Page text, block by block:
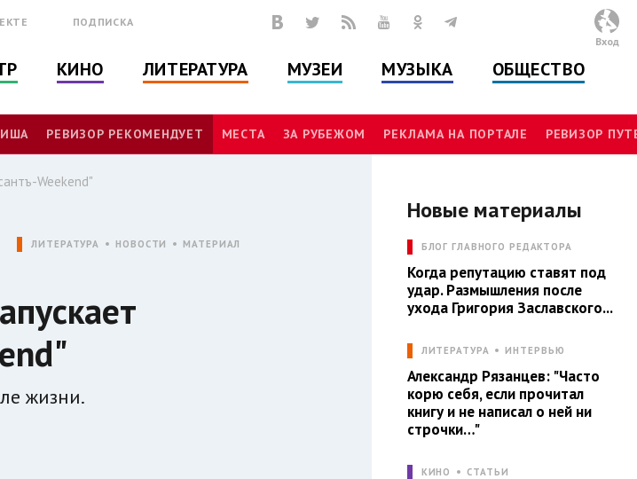
ПОДПИСКА
КИНО ЛИТЕРАТУРА МУЗЕИ МУЗЫКА ОБЩЕСТВО
Вход
РЕВИЗОР РЕКОМЕНДУЕТ МЕСТА ЗА РУБЕЖОМ РЕКЛАМА НА ПОРТАЛЕ РЕВИЗОР
Weekend"
ЛИТЕРАТУРА НОВОСТИ МАТЕРИАЛ
жизни.
Новые материалы
БЛОГ ГЛАВНОГО РЕДАКТОРА
Когда репутацию ставят под
удар. Размышления после
ухода Григория Заславского...
ЛИТЕРАТУРА ИНТЕРВЬЮ
Александр Рязанцев: "Часто
корю себя, если прочитал
книгу и не написал о ней ни
строчки…"
КИНО СТАТЬИ